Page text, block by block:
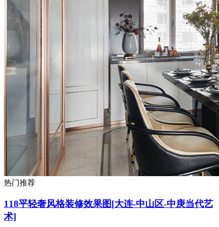
热门推荐
118平轻奢风格装修效果图[大连-中山区-中庚当代艺
术]